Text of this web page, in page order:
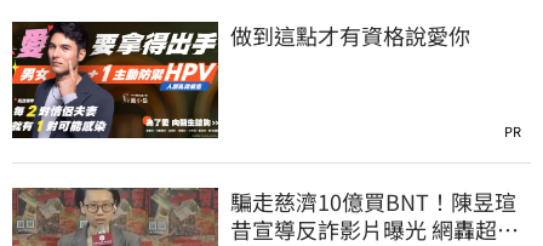
做到這點才有資格說愛你
PR
騙走慈濟10億買BNT！陳昱瑄
昔宣導反詐影片曝光 網轟超級